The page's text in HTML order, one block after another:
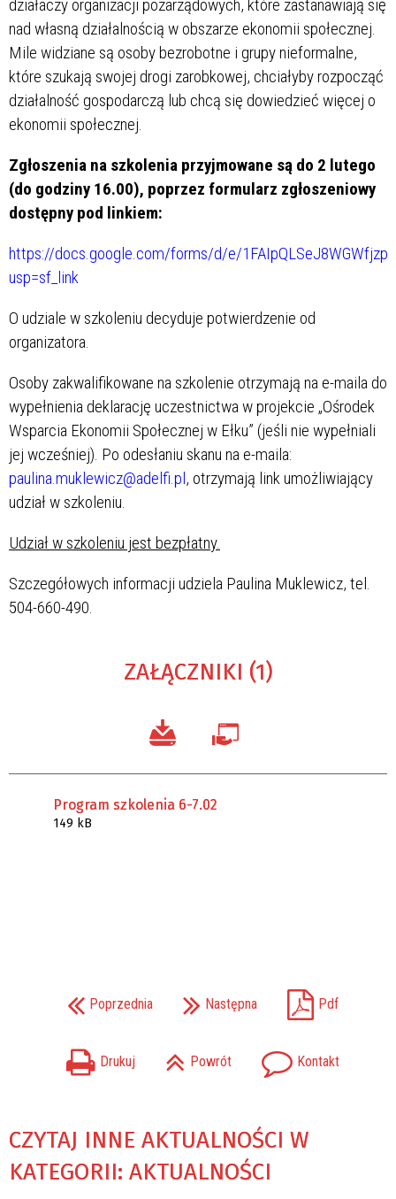
działaczy organizacji pozarządowych, które zastanawiają się
nad własną działalnością w obszarze ekonomii społecznej.
Mile widziane są osoby bezrobotne i grupy nieformalne,
które szukają swojej drogi zarobkowej, chciałyby rozpocząć
działalność gospodarczą lub chcą się dowiedzieć więcej o
ekonomii społecznej.
Zgłoszenia na szkolenia przyjmowane są do 2 lutego
(do godziny 16.00), poprzez formularz zgłoszeniowy
dostępny pod linkiem:
https://docs.google.com/forms/d/e/
usp=sf_link
O udziale w szkoleniu decyduje potwierdzenie od
organizatora.
Osoby zakwalifikowane na szkolenie otrzymają na e-maila do
wypełnienia deklarację uczestnictwa w projekcie „Ośrodek
Wsparcia Ekonomii Społecznej w Ełku” (jeśli nie wypełniali
jej wcześniej). Po odesłaniu skanu na e-maila:
paulina.muklewicz@adelfi.pl, otrzymają link umożliwiający
udział w szkoleniu.
Udział w szkoleniu jest bezpłatny.
Szczegółowych informacji udziela Paulina Muklewicz, tel.
504-660-490.
ZAŁĄCZNIKI (1)
Program szkolenia 6-7.02
149 kB
Poprzednia Następna Pdf
Drukuj Powrót Kontakt
CZYTAJ INNE AKTUALNOŚCI W
KATEGORII: AKTUALNOŚCI